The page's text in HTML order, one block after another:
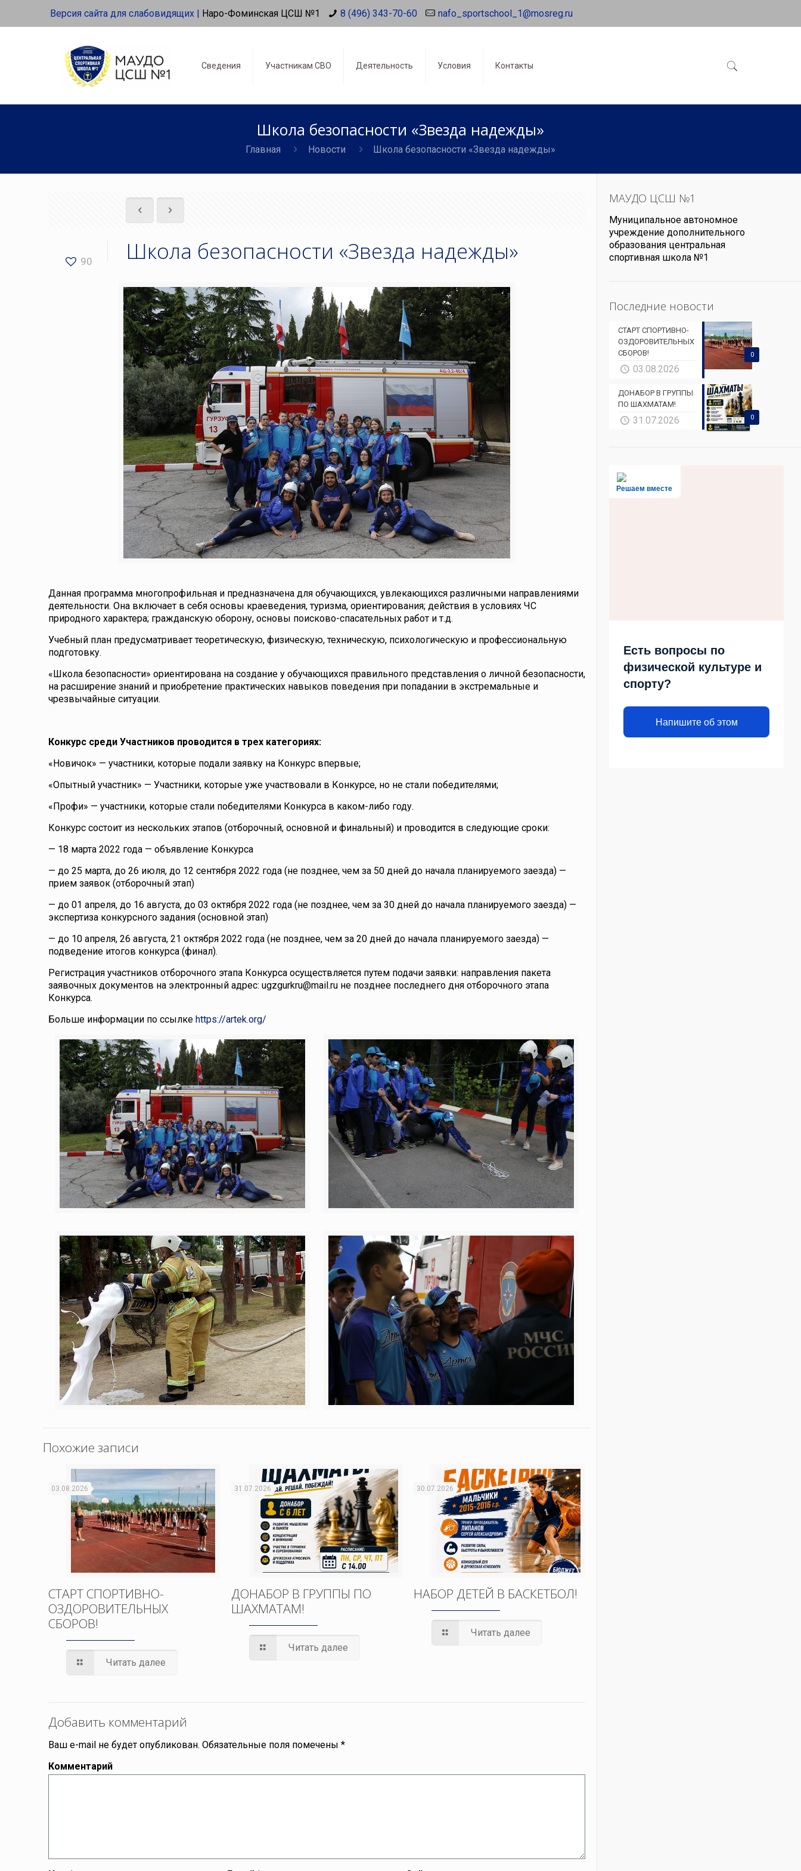
Версия сайта для слабовидящих | Наро-Фоминская ЦСШ №1 8 (496) 343-70-60 nafo_sportschool_1@mosreg.ru
Сведения Участникам СВО Деятельность Условия Контакты
Школа безопасности «Звезда надежды»
Главная Новости Школа безопасности «Звезда надежды»
90 Школа безопасности «Звезда надежды»
Данная программа многопрофильная и предназначена для обучающихся, увлекающихся различными направлениями
деятельности. Она включает в себя основы краеведения, туризма, ориентирования; действия в условиях ЧС
природного характера; гражданскую оборону, основы поисково-спасательных работ и т.д.
Учебный план предусматривает теоретическую, физическую, техническую, психологическую и профессиональную
подготовку.
«Школа безопасности» ориентирована на создание у обучающихся правильного представления о личной безопасности,
на расширение знаний и приобретение практических навыков поведения при попадании в экстремальные и
чрезвычайные ситуации.
Конкурс среди Участников проводится в трех категориях:
«Новичок» — участники, которые подали заявку на Конкурс впервые;
«Опытный участник» — Участники, которые уже участвовали в Конкурсе, но не стали победителями;
«Профи» — участники, которые стали победителями Конкурса в каком-либо году.
Конкурс состоит из нескольких этапов (отборочный, основной и финальный) и проводится в следующие сроки:
— 18 марта 2022 года — объявление Конкурса
— до 25 марта, до 26 июля, до 12 сентября 2022 года (не позднее, чем за 50 дней до начала планируемого заезда) —
прием заявок (отборочный этап)
— до 01 апреля, до 16 августа, до 03 октября 2022 года (не позднее, чем за 30 дней до начала планируемого заезда) —
экспертиза конкурсного задания (основной этап)
— до 10 апреля, 26 августа, 21 октября 2022 года (не позднее, чем за 20 дней до начала планируемого заезда) —
подведение итогов конкурса (финал).
Регистрация участников отборочного этапа Конкурса осуществляется путем подачи заявки: направления пакета
заявочных документов на электронный адрес: ugzgurkru@mail.ru не позднее последнего дня отборочного этапа
Конкурса.
Больше информации по ссылкеhttps://artek.org/
Похожие записи
03.08.2026
СТАРТ СПОРТИВНО-
ОЗДОРОВИТЕЛЬНЫХ
СБОРОВ!
Читать далее
31.07.2026
ДОНАБОР В ГРУППЫ ПО
ШАХМАТАМ!
Читать далее
30.07.2026
НАБОР ДЕТЕЙ В БАСКЕТБОЛ!
Читать далее
Добавить комментарий
Ваш e-mail не будет опубликован. Обязательные поля помечены*
Комментарий
МАУДО ЦСШ №1
Муниципальное автономное
учреждение дополнительного
образования центральная
спортивная школа №1
Последние новости
0
СТАРТ СПОРТИВНО-
ОЗДОРОВИТЕЛЬНЫХ
СБОРОВ!
03.08.2026
0
ДОНАБОР В ГРУППЫ
ПО ШАХМАТАМ!
31.07.2026
Решаем вместе
Есть вопросы по
физической культуре и
спорту?
Напишите об этом